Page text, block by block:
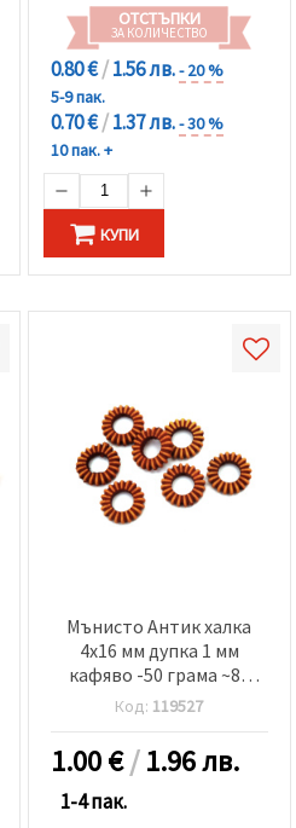
ОТСТЪПКИ
ЗА КОЛИЧЕСТВО
0.80 €/1.56 лв.- 20 %
5-9 пак.
0.70 €/1.37 лв.- 30 %
10 пак. +
КУПИ
Мънисто Антик халка
4x16 мм дупка 1 мм
кафяво -50 грама ~85
броя
Код: 119527
1.00€/1.96 лв.
1-4 пак.